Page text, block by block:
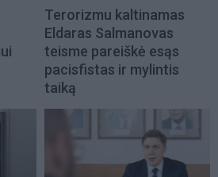
Terorizmu kaltinamas
Eldaras Salmanovas
teisme pareiškė esąs
pacisfistas ir mylintis
taiką